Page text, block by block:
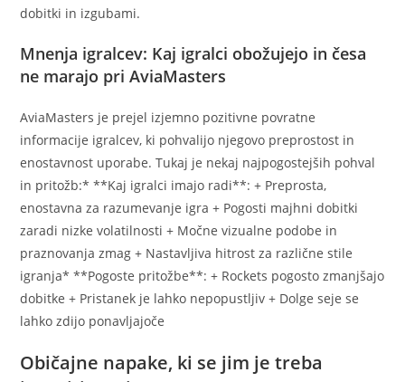
dobitki in izgubami.
Mnenja igralcev: Kaj igralci obožujejo in česa
ne marajo pri AviaMasters
AviaMasters je prejel izjemno pozitivne povratne
informacije igralcev, ki pohvalijo njegovo preprostost in
enostavnost uporabe. Tukaj je nekaj najpogostejših pohval
in pritožb:* **Kaj igralci imajo radi**: + Preprosta,
enostavna za razumevanje igra + Pogosti majhni dobitki
zaradi nizke volatilnosti + Močne vizualne podobe in
praznovanja zmag + Nastavljiva hitrost za različne stile
igranja* **Pogoste pritožbe**: + Rockets pogosto zmanjšajo
dobitke + Pristanek je lahko nepopustljiv + Dolge seje se
lahko zdijo ponavljajoče
Običajne napake, ki se jim je treba